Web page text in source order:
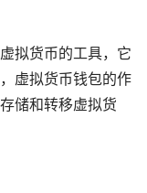
拟货币的工具，它
虚拟货币钱包的作
储和转移虚拟货